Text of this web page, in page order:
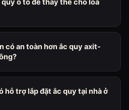
ô tô để thay thế cho loa
có an toàn hơn ắc quy axit-
hỗ trợ lắp đặt ắc quy tại nhà ở